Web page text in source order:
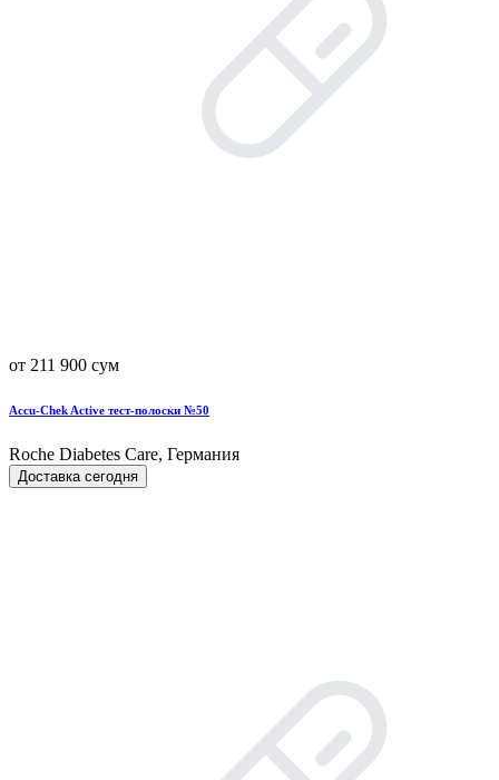
от 211 900 сум
Accu-Chek Active тест-полоски №50
Roche Diabetes Care, Германия
Доставка сегодня